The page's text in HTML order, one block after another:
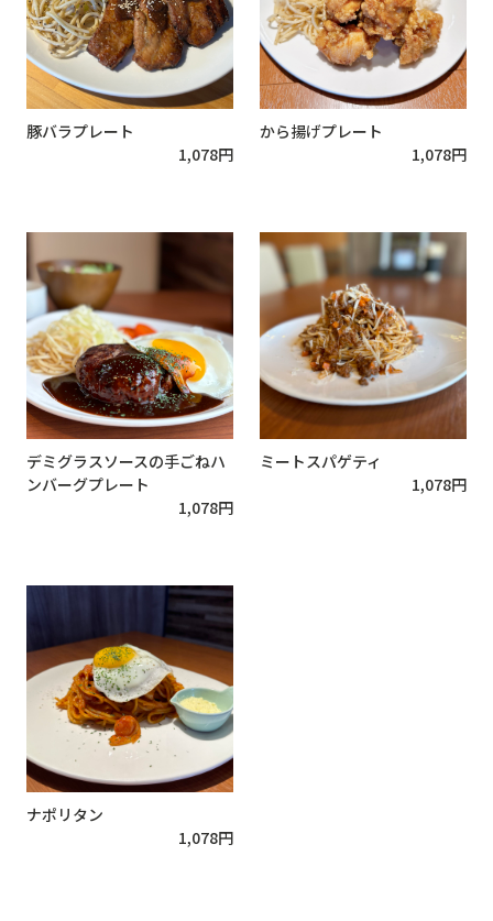
豚バラプレート
1,078円
から揚げプレート
1,078円
デミグラスソースの手ごねハ
ンバーグプレート
1,078円
ミートスパゲティ
1,078円
ナポリタン
1,078円